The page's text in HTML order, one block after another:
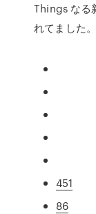
Things なる
れてました。
451
86